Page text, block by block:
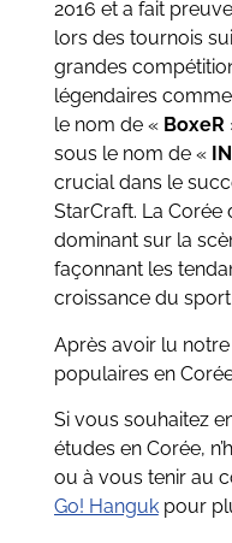
2016 et a fait
lors des tournois
grandes
légendaires comme
le nom de « BoxeR
sous le nom de «
crucial dans le
StarCraft. La
dominant sur la
façonnant les
croissance du
Après avoir lu
populaires en
Si vous souhaitez
études en Corée,
ou à vous tenir au
Go! Hangukpour